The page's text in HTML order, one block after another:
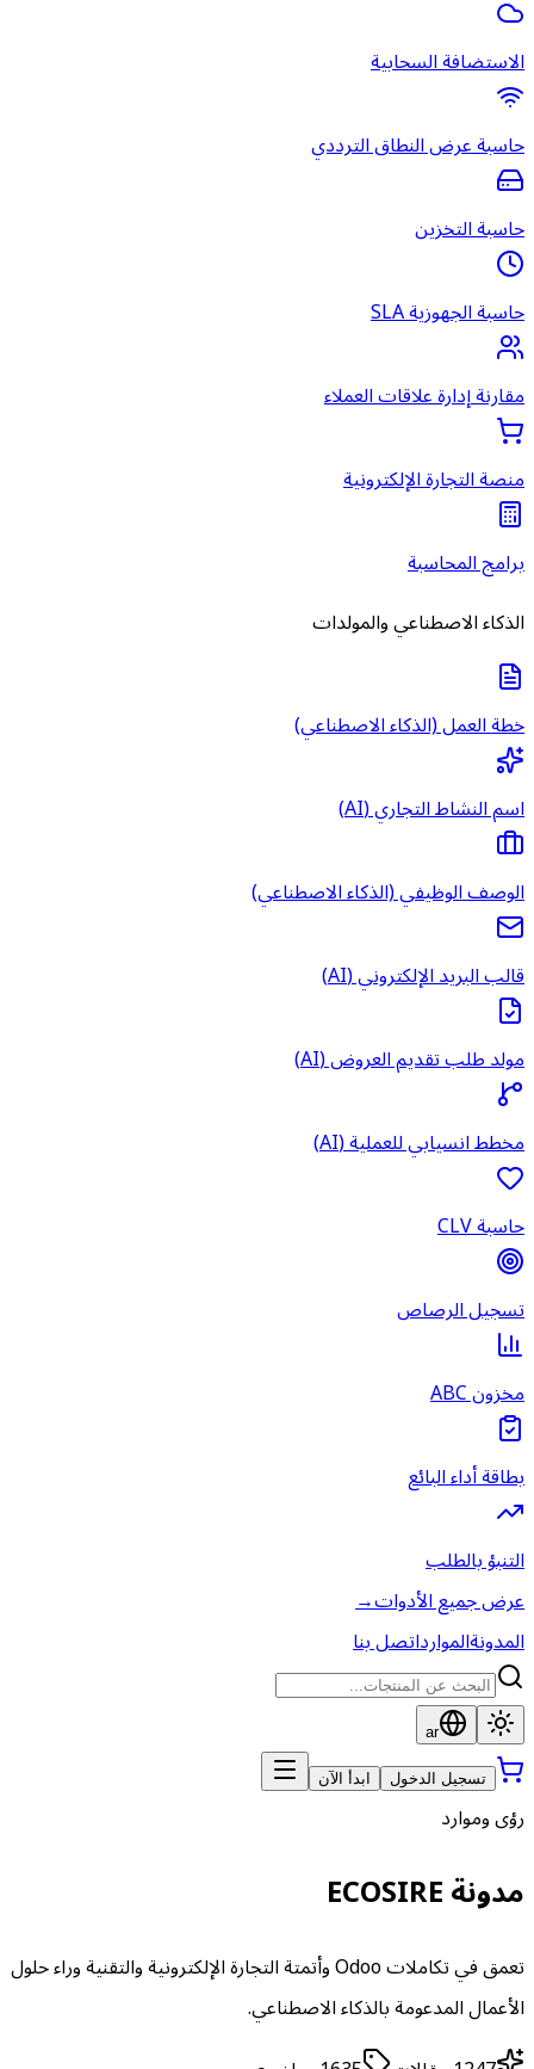
الاستضافة السحابية
حاسبة عرض النطاق الترددي
حاسبة التخزين
حاسبة الجهوزية SLA
مقارنة إدارة علاقات العملاء
منصة التجارة الإلكترونية
برامج المحاسبة
الذكاء الاصطناعي والمولدات
خطة العمل (الذكاء الاصطناعي)
اسم النشاط التجاري (AI)
الوصف الوظيفي (الذكاء الاصطناعي)
قالب البريد الإلكتروني (AI)
مولد طلب تقديم العروض (AI)
مخطط انسيابي للعملية (AI)
حاسبة CLV
تسجيل الرصاص
مخزون ABC
بطاقة أداء البائع
التنبؤ بالطلب
عرض جميع الأدوات→
المدونةالموارداتصل بنا
ar
تسجيل الدخول ابدأ الآن
رؤى وموارد
مدونة ECOSIRE
تعمق في تكاملات Odoo وأتمتة التجارة الإلكترونية والتقنية وراء حلول
الأعمال المدعومة بالذكاء الاصطناعي.